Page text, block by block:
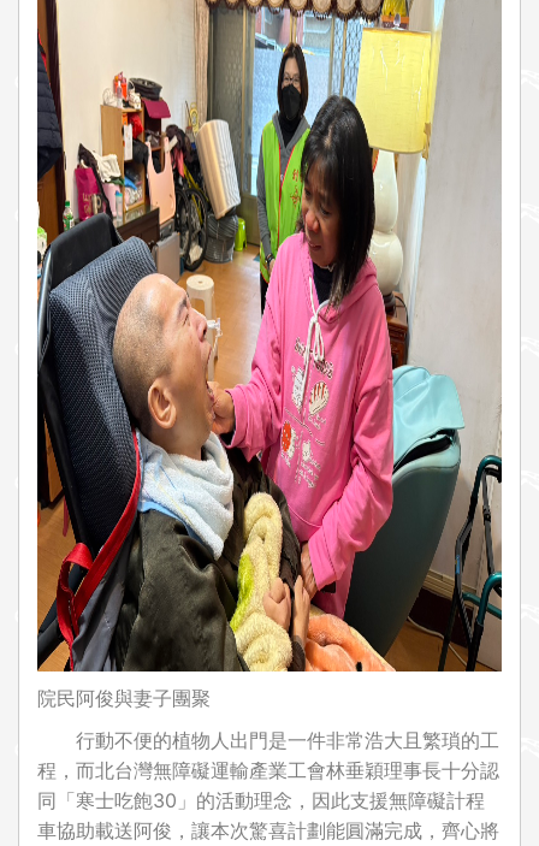
院民阿俊與妻子團聚
行動不便的植物人出門是一件非常浩大且繁瑣的工
程，而北台灣無障礙運輸產業工會林垂穎理事長十分認
同「寒士吃飽30」的活動理念，因此支援無障礙計程
車協助載送阿俊，讓本次驚喜計劃能圓滿完成，齊心將